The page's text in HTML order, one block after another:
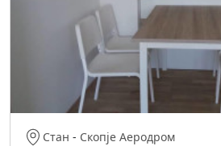
Стан - Скопје Аеродром